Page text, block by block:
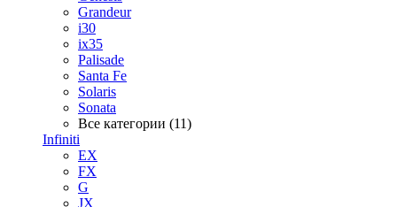
Grandeur
i30
ix35
Palisade
Santa Fe
Solaris
Sonata
Все категории (11)
Infiniti
EX
FX
G
JX